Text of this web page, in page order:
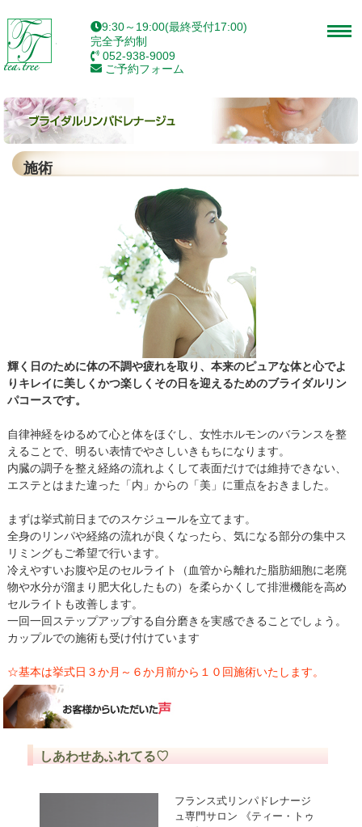
9:30～19:00(最終受付17:00)
完全予約制
052-938-9009
ご予約フォーム
施術
輝く日のために体の不調や疲れを取り、本来のピュアな体と心でよ
りキレイに美しくかつ楽しくその日を迎えるためのブライダルリン
パコースです。
自律神経をゆるめて心と体をほぐし、女性ホルモンのバランスを整
えることで、明るい表情でやさしいきもちになります。
内臓の調子を整え経絡の流れよくして表面だけでは維持できない、
エステとはまた違った「内」からの「美」に重点をおきました。
まずは挙式前日までのスケジュールを立てます。
全身のリンパや経絡の流れが良くなったら、気になる部分の集中ス
リミングもご希望で行います。
冷えやすいお腹や足のセルライト（血管から離れた脂肪細胞に老廃
物や水分が溜まり肥大化したもの）を柔らかくして排泄機能を高め
セルライトも改善します。
一回一回ステップアップする自分磨きを実感できることでしょう。
カップルでの施術も受け付けています
☆基本は挙式日３か月～６か月前から１０回施術いたします。